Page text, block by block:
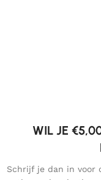
WIL JE
Schrijf je dan in voor